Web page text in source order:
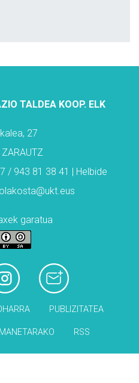
TALDEA KOOP. ELK
27
/ 943 81 38 41 | Helbide
garatua
PUBLIZITATEA
RSS